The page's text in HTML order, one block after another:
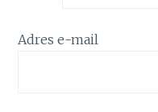
Adres e-mail